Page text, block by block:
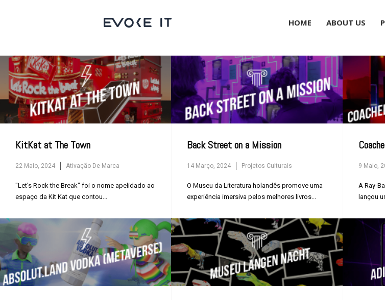
Museums
Corporate
All
HOME ABOUT US
KitKat at The Town
22 Maio, 2024 Ativação De Marca
"Let's Rock the Break" foi o nome apelidado ao
espaço da Kit Kat que contou...
Back Street on a Mission
14 Março, 2024 Projetos Culturais
O Museu da Literatura holandês promove uma
experiência imersiva pelos melhores livros...
9 Maio,
A Ray-
lançou